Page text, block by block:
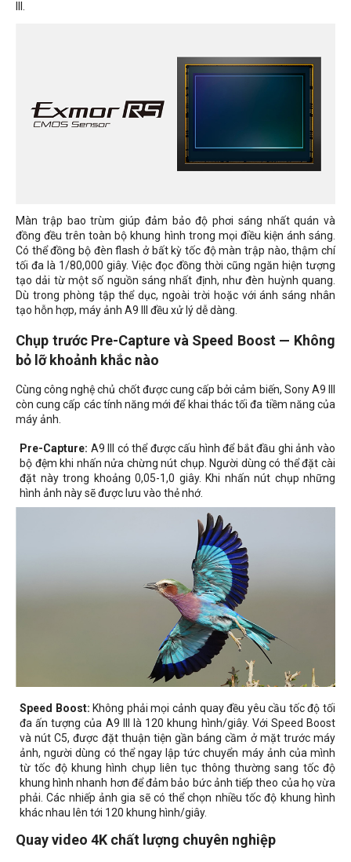
Màn trập bao trùm giúp đảm bảo độ phơi sáng nhất quán và
đồng đều trên toàn bộ khung hình trong mọi điều kiện ánh sáng.
Có thể đồng bộ đèn flash ở bất kỳ tốc độ màn trập nào, thậm chí
tối đa là 1/80,000 giây. Việc đọc đồng thời cũng ngăn hiện tượng
tạo dải từ một số nguồn sáng nhất định, như đèn huỳnh quang.
Dù trong phòng tập thể dục, ngoài trời hoặc với ánh sáng nhân
tạo hỗn hợp, máy ảnh A9 III đều xử lý dễ dàng.
Chụp trước Pre-Capture và Speed Boost — Không
bỏ lỡ khoảnh khắc nào
Cùng công nghệ chủ chốt được cung cấp bởi cảm biến, Sony A9 III
còn cung cấp các tính năng mới để khai thác tối đa tiềm năng của
máy ảnh.
Pre-Capture: A9 III có thể được cấu hình để bắt đầu ghi ảnh vào
bộ đệm khi nhấn nửa chừng nút chụp. Người dùng có thể đặt cài
đặt này trong khoảng 0,05-1,0 giây. Khi nhấn nút chụp những
hình ảnh này sẽ được lưu vào thẻ nhớ.
Speed Boost: Không phải mọi cảnh quay đều yêu cầu tốc độ tối
đa ấn tượng của A9 III là 120 khung hình/giây. Với Speed ​​Boost
và nút C5, được đặt thuận tiện gần báng cầm ở mặt trước máy
ảnh, người dùng có thể ngay lập tức chuyển máy ảnh của mình
từ tốc độ khung hình chụp liên tục thông thường sang tốc độ
khung hình nhanh hơn để đảm bảo bức ảnh tiếp theo của họ vừa
phải. Các nhiếp ảnh gia sẽ có thể chọn nhiều tốc độ khung hình
khác nhau lên tới 120 khung hình/giây.
Quay video 4K chất lượng chuyên nghiệp